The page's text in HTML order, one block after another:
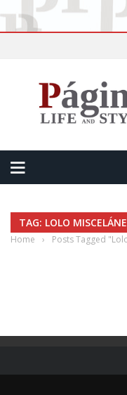
TAG: LOLO
Home › Posts Tagged